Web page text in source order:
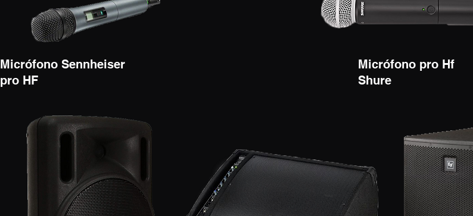
Micrófono Sennheiser
pro HF
Micrófono pro Hf
Shure